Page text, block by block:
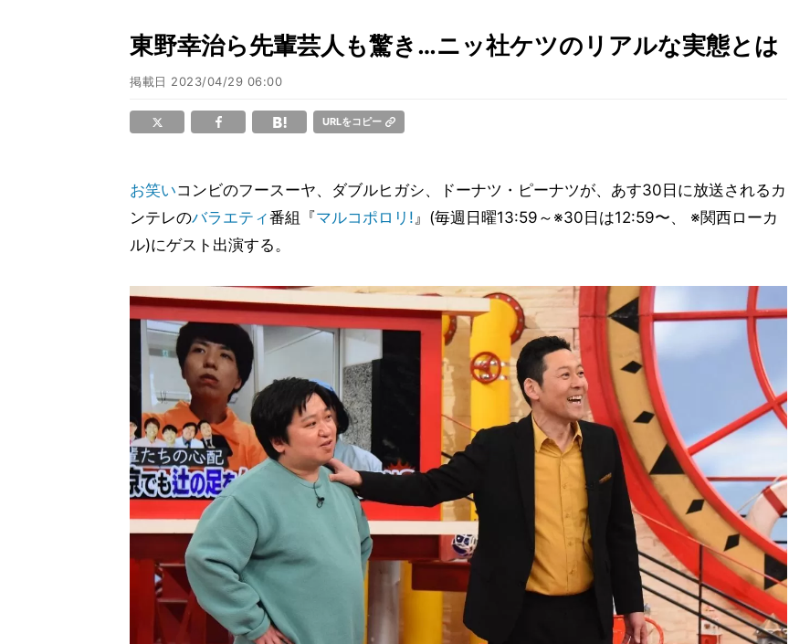
東野幸治ら先輩芸人も驚き…ニッ社ケツのリアルな実態とは
掲載日 2023/04/29 06:00
URLをコピー
お笑いコンビのフースーヤ、ダブルヒガシ、ドーナツ・ピーナツが、あす30日に放送されるカ
ンテレのバラエティ番組『マルコポロリ!』(毎週日曜13:59～※30日は12:59〜、 ※関西ローカ
ル)にゲスト出演する。